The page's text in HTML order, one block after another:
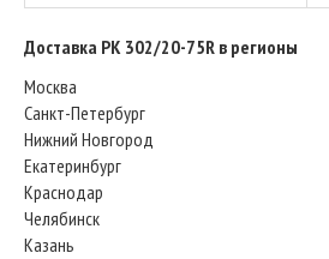
Доставка PK 302/20-75R в регионы
Москва
Санкт-Петербург
Нижний Новгород
Екатеринбург
Краснодар
Челябинск
Казань